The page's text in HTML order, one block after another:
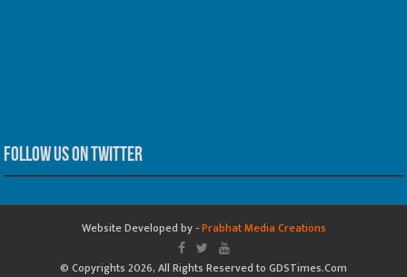
Follow us on Twitter
Website Developed by -Prabhat Media Creations
© Copyrights 2026, All Rights Reserved to GDSTimes.Com